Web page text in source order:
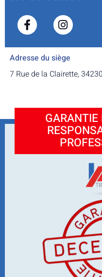
Adresse du siège
7 Rue de la Clairette,
GARANTIE